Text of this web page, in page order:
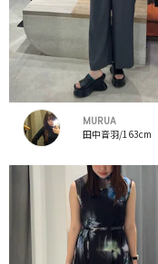
MURUA
田中音羽/163cm